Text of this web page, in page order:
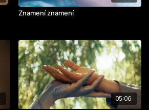
Znamení znamení
05:06